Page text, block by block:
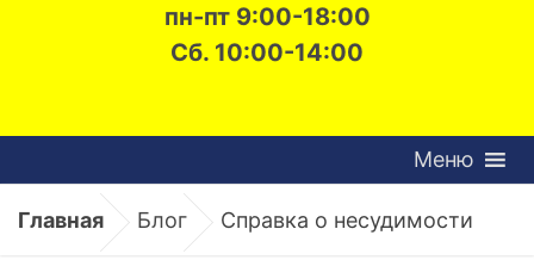
пн-пт 9:00-18:00
Сб. 10:00-14:00
Меню
Главная Блог Справка о несудимости